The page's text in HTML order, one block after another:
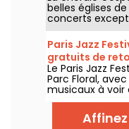
belles églises
concerts
expérience
l'espoir, l'unité
chants
Américaine.
Paris Jazz
gratuits de
programme
Le Paris Jazz
Parc Floral,
musicaux à
bucolique.
gratuits à
septembre